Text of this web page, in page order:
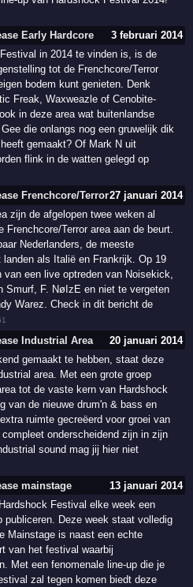
Early Hardcore
3 februari 2014
in 2014 te vinden is, is de
tot de Frenchcore/Terror
bodem kunt genieten. Denk
Freak, Waxweazle of Cenobite-
in deze area wat buitenlandse
die onlangs nog een gruwelijk dik
gemaakt? Of Mark N uit
flink in de watten gelegd op
Frenchcore/Terror27 januari 2014
zijn de afgelopen twee weken al
Terror area aan de beurt.
Nederlanders, de meeste
als Italië en Frankrijk. Op 19
van een live optreden van Noisekick,
Smurf, F. NøIzE en niet te vergeten
Warez. Check in dit bericht de
Industrial Area
20 januari 2014
gemaakt te hebben, staat deze
area. Met een grote groep
tot de vaste kern van Hardshock
van de nieuwe drum'n & bass en
ruimte gecreëerd voor groei van
onderscheidend zijn in zijn
sound mag jij hier niet
mainstage
13 januari 2014
Festival elke week een
publiceren. Deze week staat volledig
Mainstage is naast een echte
van het festival waarbij
Met een fenomenale line-up die je
zal tegen komen biedt deze